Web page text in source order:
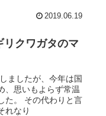
2019.06.19
リクワガタのマ
ましたが、今年は国
、思いもよらず常温
た。 その代わりと言
れなり